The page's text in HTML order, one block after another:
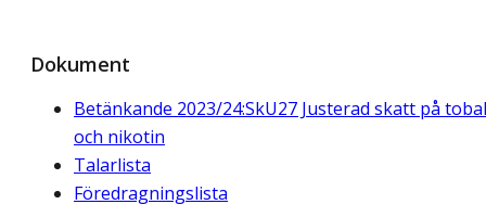
Dokument
Betänkande 2023/24:SkU27 Justerad skatt på
och nikotin
Talarlista
Föredragningslista